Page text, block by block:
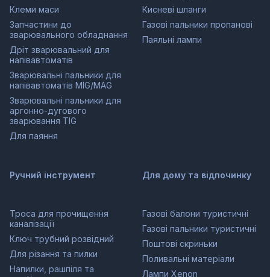
Клеми маси
Запчастини до
зварювального обладнання
Дріт зварювальний для
напівавтоматів
Зварювальні пальники для
напівавтоматів MIG/MAG
Зварювальні пальники для
аргонно-дугового
зварювання TIG
Для паяння
Кисневі шланги
Газові пальники пропанові
Паяльні лампи
Ручний інструмент
Троса для прочищення
каналізації
Ключ трубний розвідний
Для різання та пилки
Напилки, рашпіля та
Для дому та відпочинку
Газові балони туристичні
Газові пальники туристичні
Поштові скриньки
Поливальні матеріали
Лампи Xenon